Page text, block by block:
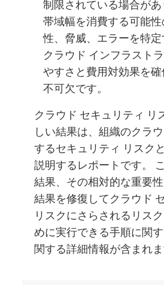
制限されている場合が
帯域幅を消費する可能
性、脅威、エラーを特定
クラウド インフラスト
やすさと費用対効果を
不可欠です。
クラウド セキュリティ リ
しい結果は、組織のクラ
するセキュリティ リスク
説明するレポートです。
結果、その相対的な重要
結果を修復してクラウド
リスクにさらされるリス
めに実行できる手順に関
関する詳細情報が含まれま